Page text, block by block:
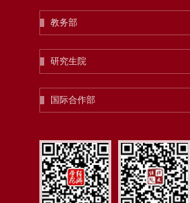
教务部
研究生院
国际合作部